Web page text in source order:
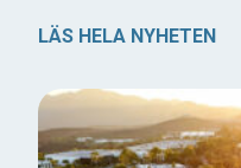
LÄS HELA NYHETEN